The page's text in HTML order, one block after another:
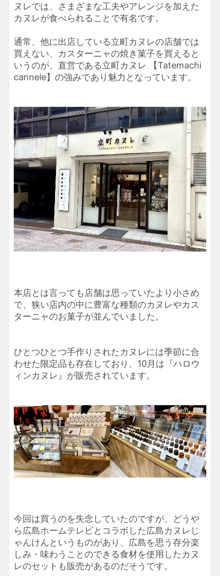
ヌレでは、さまざまな工夫やアレンジを加えた
カヌレが食べられることで有名です。
通常、他に出店している立町カヌレの店舗では
買えない、カスターニャの焼き菓子を買えると
いうのが、直営である立町カヌレ 【Tatemachi
cannele】の強みであり魅力となっています。
本店とは言っても店舗は思っていたより小さめ
で、狭い店内の中に豊富な種類のカヌレやカス
ターニャのお菓子が並んでいました。
ひとつひとつ手作りされたカヌレには季節に合
わせた限定品も存在しており、10月は『ハロウ
ィンカヌレ』が販売されています。
今回は買うのを失念していたのですが、どうや
ら広島ホームテレビとコラボした広島カヌレじ
ゃんけんというものがあり、広島を思う存分楽
しみ・味わうことのできる食材を使用したカヌ
レのセットも販売があるのだそうです。